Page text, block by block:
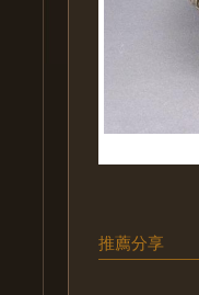
推薦分享